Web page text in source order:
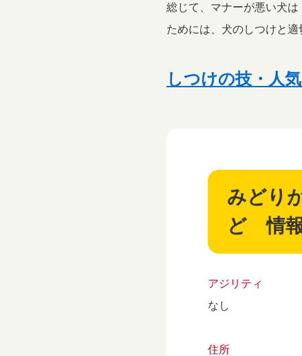
総じて、マナーが悪い犬
ためには、犬のしつけと適
しつけの技・人気
みどり
ど 情
アジリティ
なし
住所